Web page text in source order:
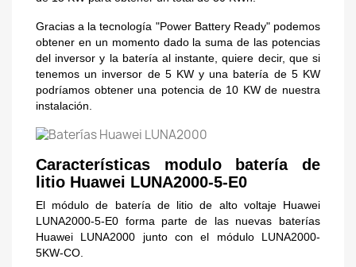
Gracias a la tecnología "Power Battery Ready" podemos
obtener en un momento dado la suma de las potencias
del inversor y la batería al instante, quiere decir, que si
tenemos un inversor de 5 KW y una batería de 5 KW
podríamos obtener una potencia de 10 KW de nuestra
instalación.
Características modulo batería de
litio Huawei LUNA2000-5-E0
El módulo de batería de litio de alto voltaje Huawei
LUNA2000-5-E0 forma parte de las nuevas baterías
Huawei LUNA2000 junto con el módulo LUNA2000-
5KW-CO.